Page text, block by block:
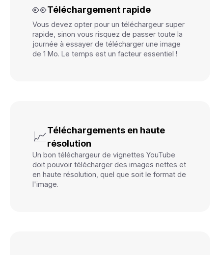
👀Téléchargement rapide
Vous devez opter pour un téléchargeur super
rapide, sinon vous risquez de passer toute la
journée à essayer de télécharger une image
de 1 Mo. Le temps est un facteur essentiel !
📈Téléchargements en haute
résolution
Un bon téléchargeur de vignettes YouTube
doit pouvoir télécharger des images nettes et
en haute résolution, quel que soit le format de
l'image.